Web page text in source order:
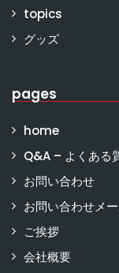
topics
グッズ
pages
home
Q&A – よくある
お問い合わせ
お問い合わせメ
ご挨拶
会社概要